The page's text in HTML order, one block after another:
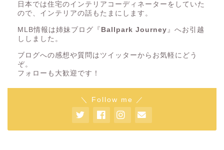
日本では住宅のインテリアコーディネーターをしていた
ので、インテリアの話もたまにします。
MLB情報は姉妹ブログ『 Ballpark Journey 』へお引越
ししました。
ブログへの感想や質問はツイッターからお気軽にどう
ぞ。
フォローも大歓迎です！
＼ Follow me ／